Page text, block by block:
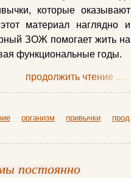
которые оказывают
материал наглядно и
ЗОЖ помогает жить на
функциональные годы.
продолжить чтение ......
организм привычки
прод
постоянно